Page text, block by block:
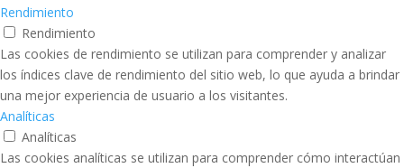
Rendimiento
Rendimiento
Las cookies de rendimiento se utilizan para comprender y analizar
los índices clave de rendimiento del sitio web, lo que ayuda a brindar
una mejor experiencia de usuario a los visitantes.
Analíticas
Analíticas
Las cookies analíticas se utilizan para comprender cómo interactúan